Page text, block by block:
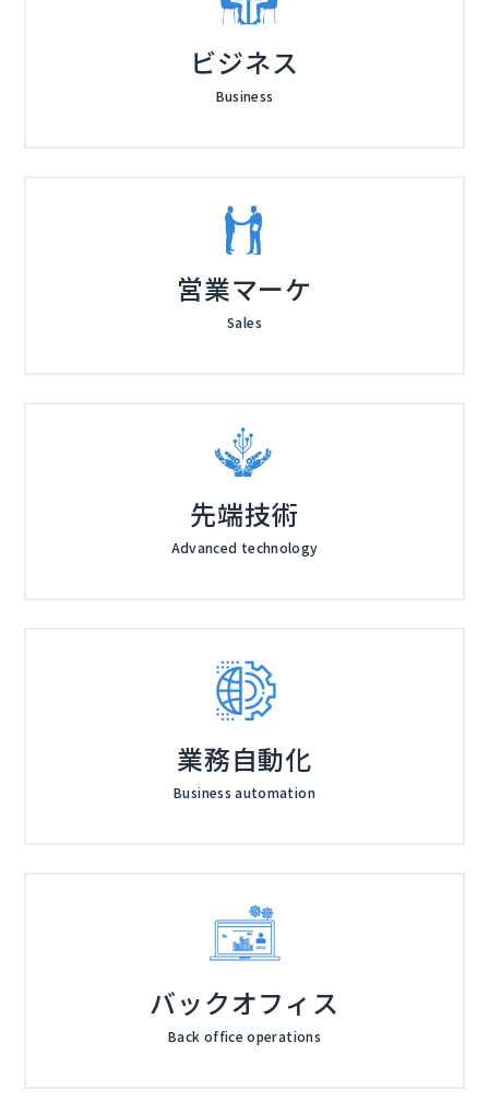
ビジネス
Business
営業マーケ
Sales
先端技術
Advanced technology
業務自動化
Business automation
バックオフィス
Back office operations